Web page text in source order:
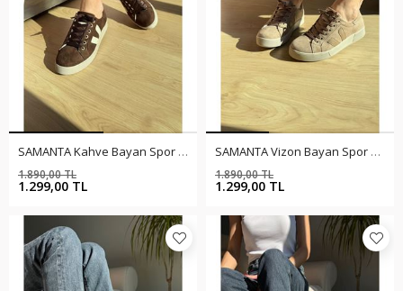
SAMANTA Kahve Bayan Spor Ayakkabı
1.299,00 TL
1.890,00 TL
SAMANTA Vizon Bayan Spor Ayakkabı
1.299,00 TL
1.890,00 TL